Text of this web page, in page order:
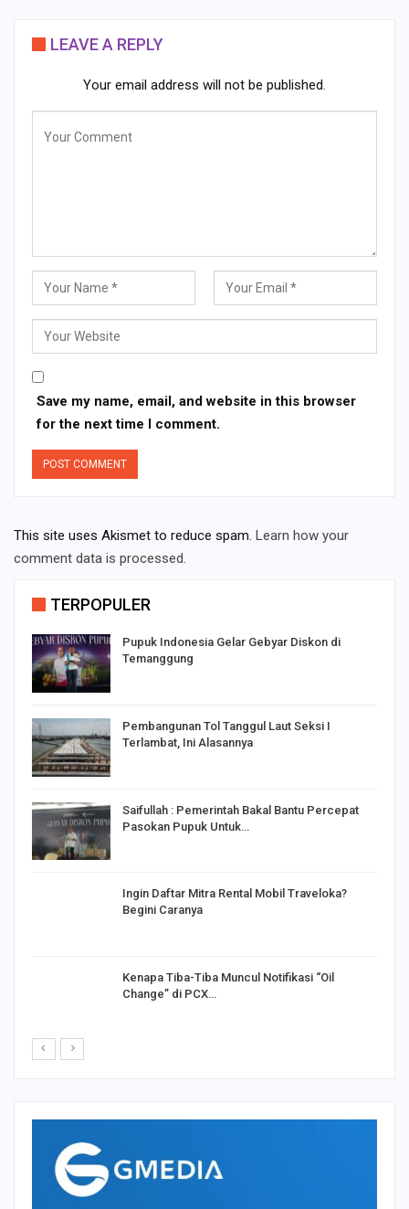
LEAVE A REPLY
Your email address will not be published.
Save my name, email, and website in this browser
for the next time I comment.
This site uses Akismet to reduce spam. Learn how your
comment data is processed.
TERPOPULER
Pupuk Indonesia Gelar Gebyar Diskon di
Temanggung
Pembangunan Tol Tanggul Laut Seksi I
Terlambat, Ini Alasannya
Saifullah : Pemerintah Bakal Bantu Percepat
Pasokan Pupuk Untuk…
Ingin Daftar Mitra Rental Mobil Traveloka?
Begini Caranya
Kenapa Tiba-Tiba Muncul Notifikasi “Oil
Change” di PCX…